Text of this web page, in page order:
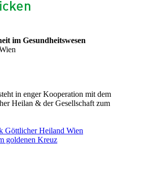
im Gesundheitswesen
in enger Kooperation mit dem
Heilan & der Gesellschaft zum